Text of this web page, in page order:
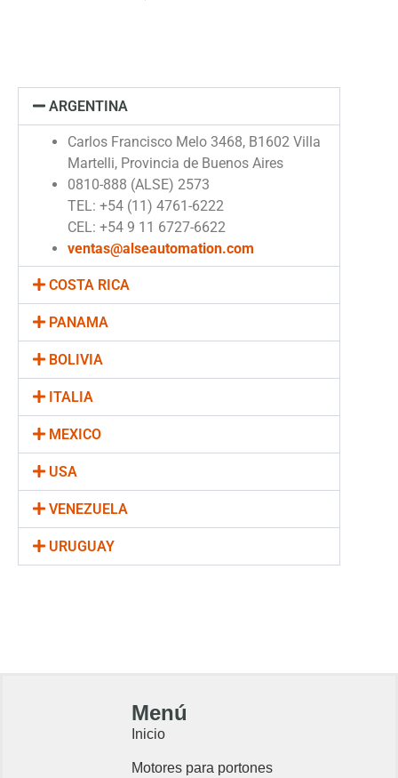
ARGENTINA
Carlos Francisco Melo 3468, B1602 Villa
Martelli, Provincia de Buenos Aires
0810-888 (ALSE) 2573
TEL: +54 (11) 4761-6222
CEL: +54 9 11 6727-6622
ventas@alseautomation.com
COSTA RICA
PANAMA
BOLIVIA
ITALIA
MEXICO
USA
VENEZUELA
URUGUAY
Menú
Inicio
Motores para portones